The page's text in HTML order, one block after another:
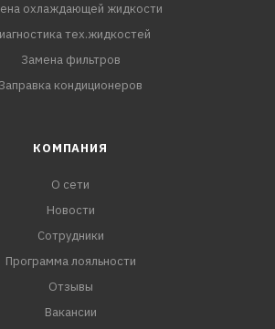
охлаждающей жидкости
тех.жидкостей
Замена фильтров
Заправка кондиционеров
КОМПАНИЯ
О сети
Новости
Сотрудники
Программа лояльности
Отзывы
Вакансии